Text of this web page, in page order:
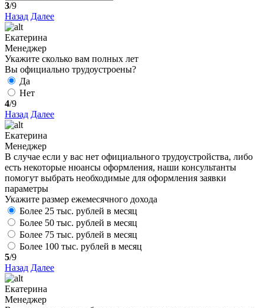
3/9
Назад Далее
Екатерина
Менеджер
Укажите сколько вам полных лет
Вы официально трудоустроены?
Да
Нет
4/9
Назад Далее
Екатерина
Менеджер
В случае если у вас нет официального трудоустройства, либо
есть некоторые нюансы оформления, наши консультанты
помогут выбрать необходимые для оформления заявки
параметры
Укажите размер ежемесячного дохода
Более 25 тыс. рублей в месяц
Более 50 тыс. рублей в месяц
Более 75 тыс. рублей в месяц
Более 100 тыс. рублей в месяц
5/9
Назад Далее
Екатерина
Менеджер